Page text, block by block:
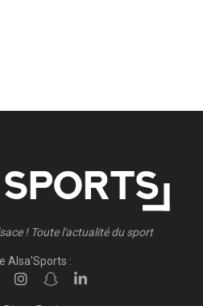
! Toute l'actualité du sport
Alsa'Sports :